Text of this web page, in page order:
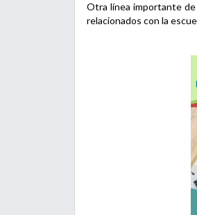
Otra línea importante
relacionados con la